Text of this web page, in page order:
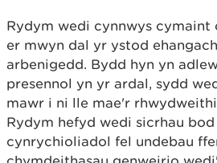
Rydym wedi cynnwys cymaint
er mwyn dal yr ystod
arbenigedd. Bydd hyn yn
presennol yn yr ardal, sydd
mawr i ni lle mae'r
Rydym hefyd wedi sicrhau
cynrychioliadol fel undebau